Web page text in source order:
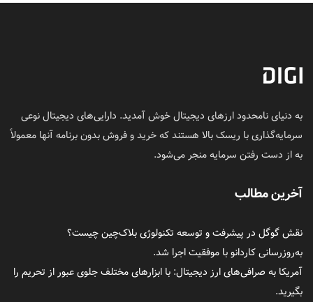
به دنیای نامحدود ارزهای دیجیتال خوش آمدید. دارایی‌های دیجیتال نوعی
سرمایه‌گذاری با ریسک بالا هستند که خرید و فروش بدون برنامه آنها معمولاً
به از دست رفتن سرمایه منجر می‌شود.
آخرین مطالب
نقش گوگل در پیشرفت و توسعه تکنولوژی بلاک‌چین چیست؟
به‌روزرسانی کاردانو با موفقیت اجرا شد.
آمریکا به صرافی‌های ارز دیجیتال: با ابزارهای مختلف جلوی عبور از تحریم را
بگیرید.